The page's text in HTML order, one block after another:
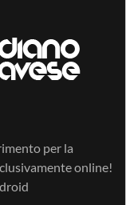
per la
online!